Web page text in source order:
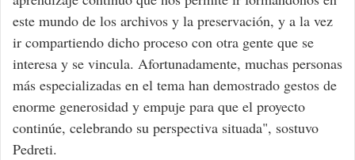
este mundo de los archivos y la preservación, y a la vez
ir compartiendo dicho proceso con otra gente que se
interesa y se vincula. Afortunadamente, muchas personas
más especializadas en el tema han demostrado gestos de
enorme generosidad y empuje para que el proyecto
continúe, celebrando su perspectiva situada", sostuvo
Pedreti.